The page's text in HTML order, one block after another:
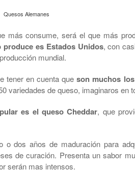
Quesos Alemanes
más consume, será el que más
produce es Estados Unidos, con
mundial.
tener en cuenta que son muchos
variedades de queso, imaginaros en
es el queso Cheddar, que
dos años de maduración para
de curación. Presenta un sabor
serán mas intensos.